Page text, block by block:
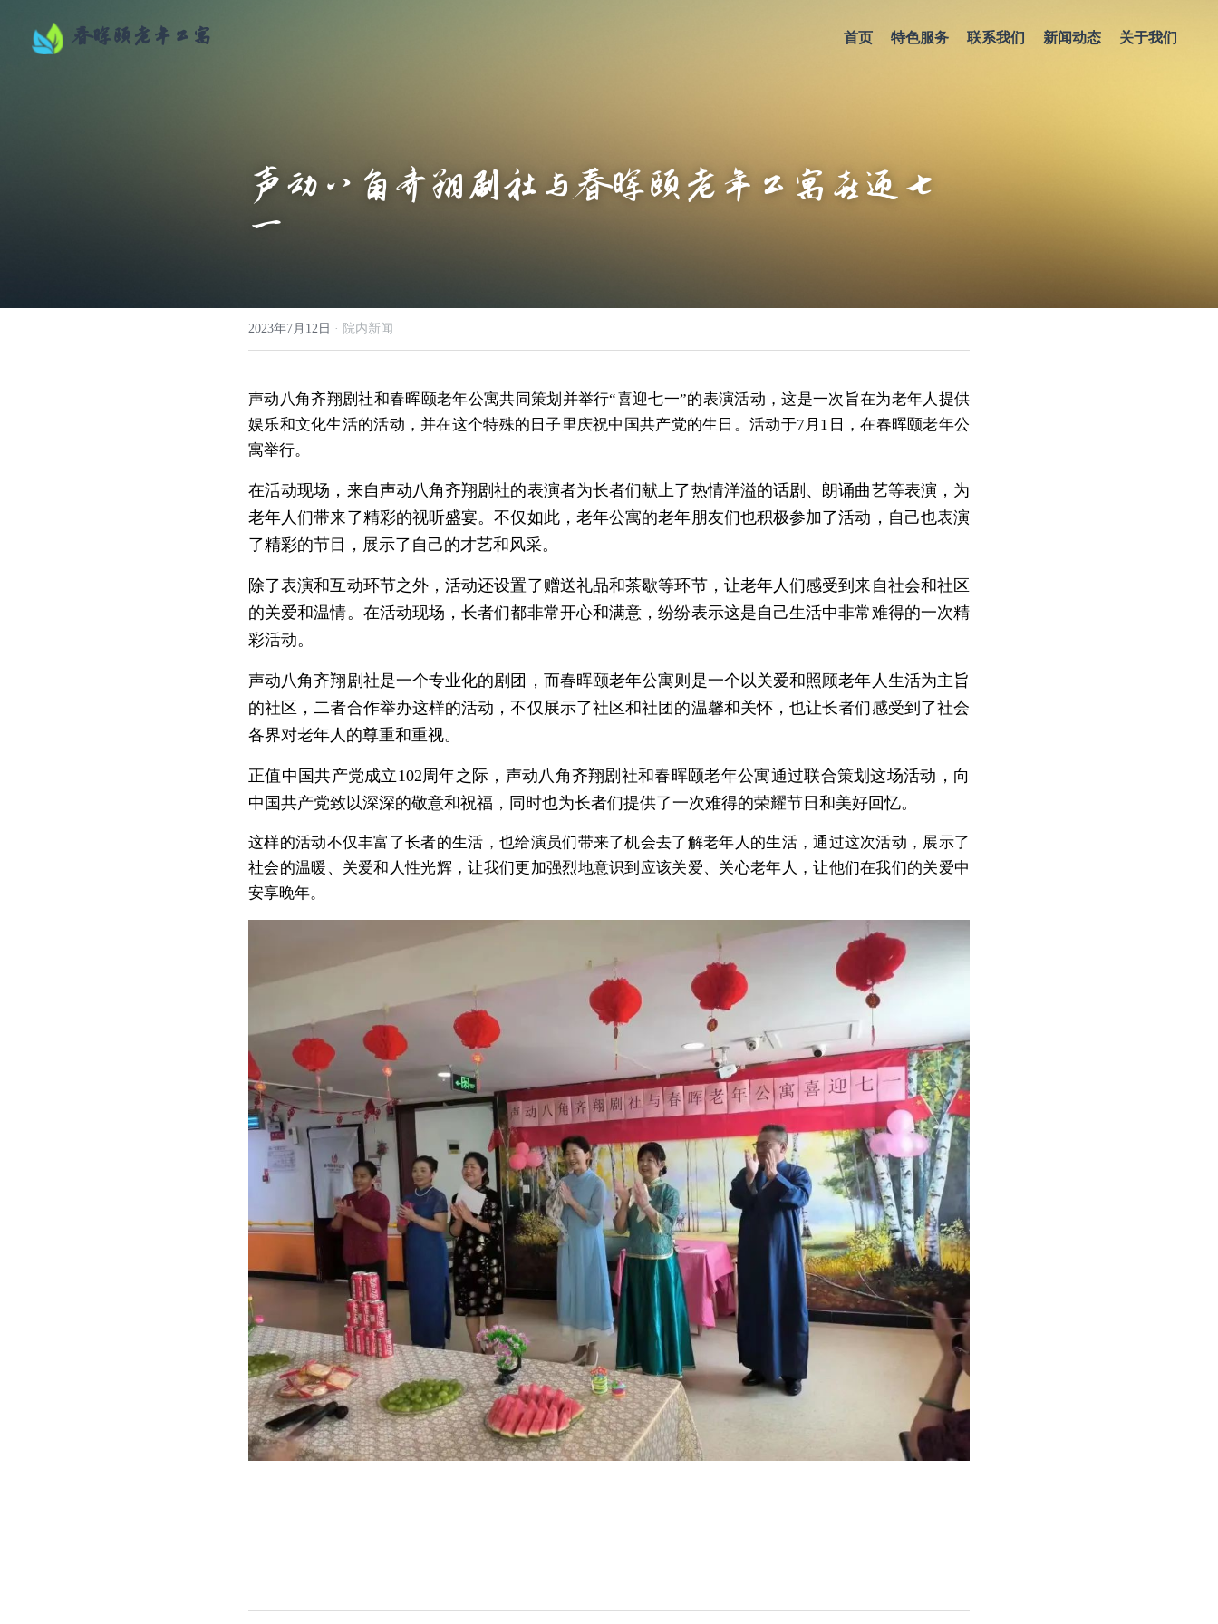
春晖颐老年公寓 首页 特色服务 联系我们 新闻动态 关于我们
声动八角齐翔剧社与春晖颐老年公寓喜迎七
一
2023年7月12日 · 院内新闻
声动八角齐翔剧社和春晖颐老年公寓共同策划并举行“喜迎七一”的表演活动，这是一次旨在为老年人提供
娱乐和文化生活的活动，并在这个特殊的日子里庆祝中国共产党的生日。活动于7月1日，在春晖颐老年公
寓举行。
在活动现场，来自声动八角齐翔剧社的表演者为长者们献上了热情洋溢的话剧、朗诵曲艺等表演，为
老年人们带来了精彩的视听盛宴。不仅如此，老年公寓的老年朋友们也积极参加了活动，自己也表演
了精彩的节目，展示了自己的才艺和风采。
除了表演和互动环节之外，活动还设置了赠送礼品和茶歇等环节，让老年人们感受到来自社会和社区
的关爱和温情。在活动现场，长者们都非常开心和满意，纷纷表示这是自己生活中非常难得的一次精
彩活动。
声动八角齐翔剧社是一个专业化的剧团，而春晖颐老年公寓则是一个以关爱和照顾老年人生活为主旨
的社区，二者合作举办这样的活动，不仅展示了社区和社团的温馨和关怀，也让长者们感受到了社会
各界对老年人的尊重和重视。
正值中国共产党成立102周年之际，声动八角齐翔剧社和春晖颐老年公寓通过联合策划这场活动，向
中国共产党致以深深的敬意和祝福，同时也为长者们提供了一次难得的荣耀节日和美好回忆。
这样的活动不仅丰富了长者的生活，也给演员们带来了机会去了解老年人的生活，通过这次活动，展示了
社会的温暖、关爱和人性光辉，让我们更加强烈地意识到应该关爱、关心老年人，让他们在我们的关爱中
安享晚年。